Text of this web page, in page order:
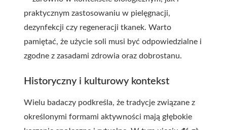
praktycznym zastosowaniu w pielęgnacji,
dezynfekcji czy regeneracji tkanek. Warto
pamiętać, że użycie soli musi być odpowiedzialne i
zgodne z zasadami zdrowia oraz dobrostanu.
Historyczny i kulturowy kontekst
Wielu badaczy podkreśla, że tradycje związane z
określonymi formami aktywności mają głębokie